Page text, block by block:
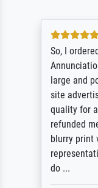
So, I
large and
site
quality for
refunded
blurry print
do ...